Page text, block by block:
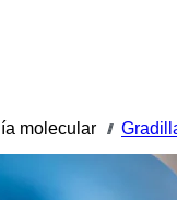
molecular ///